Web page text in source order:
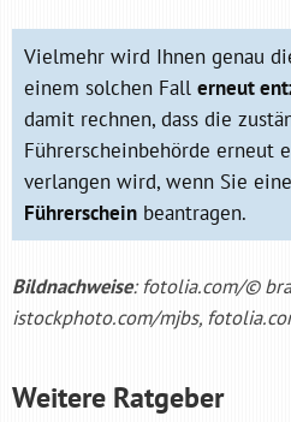
Vielmehr wird Ihnen genau
einem solchen Fall erneut
damit rechnen, dass die
Führerscheinbehörde erneut
verlangen wird, wenn Sie eine
Führerschein beantragen.
Bildnachweise: fotolia.com/©
istockphoto.com/mjbs,
Weitere Ratgeber